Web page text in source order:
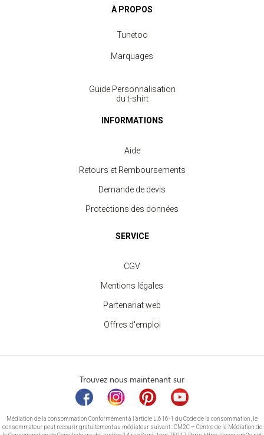
À PROPOS
Tunetoo
Marquages
Guide Personnalisation
du t-shirt
INFORMATIONS
Aide
Retours et Remboursements
Demande de devis
Protections des données
SERVICE
CGV
Mentions légales
Partenariat web
Offres d'emploi
Trouvez nous maintenant sur
Médiation de la consommation Conformément à l’article L.616-1 du Code de la consommation, le
consommateur peut recourir gratuitement au médiateur suivant : CM2C – Centre de la Médiation de